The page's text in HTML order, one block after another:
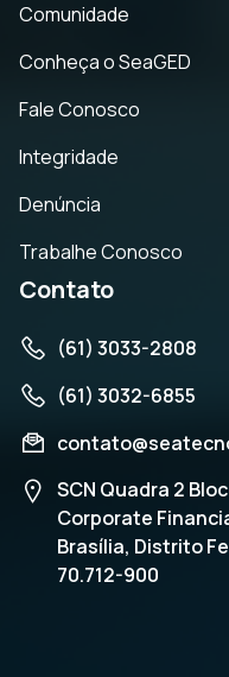
Comunidade
Conheça o SeaGED
Fale Conosco
Integridade
Denúncia
Trabalhe Conosco
Contato
(61) 3033-2808
(61) 3032-6855
SCN Quadra 2
Corporate
Brasília, Distrito
70.712-900